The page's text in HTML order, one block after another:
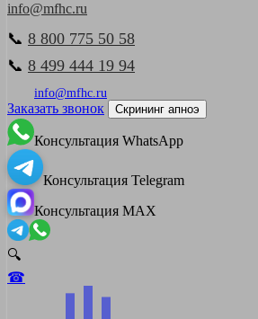
info@mfhc.ru
📞 8 800 775 50 58
📞 8 499 444 19 94
info@mfhc.ru
Заказать звонок Скрининг апноэ
Консультация WhatsApp
Консультация Telegram
Консультация MAX
🔍
☎